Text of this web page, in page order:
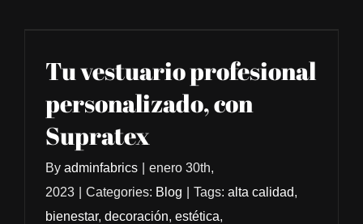
Tu vestuario profesional
personalizado, con
Supratex
By adminfabrics
enero 30th,
2023
Categories: Blog Tags: alta calidad,
bienestar, decoración, estética,